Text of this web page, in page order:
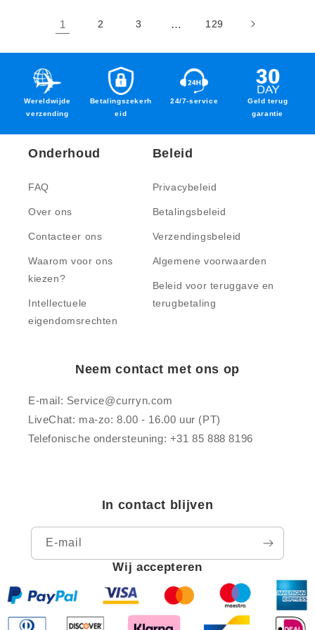
1 2 3 … 129
Wereldwijde
verzending
Betalingszekerh
eid
24/7-service
Geld terug
garantie
Onderhoud
FAQ
Over ons
Contacteer ons
Waarom voor ons
kiezen?
Intellectuele
eigendomsrechten
Beleid
Privacybeleid
Betalingsbeleid
Verzendingsbeleid
Algemene voorwaarden
Beleid voor teruggave en
terugbetaling
Neem contact met ons op
E-mail: Service@curryn.com
LiveChat: ma-zo: 8.00 - 16.00 uur (PT)
Telefonische ondersteuning: +31 85 888 8196
In contact blijven
E‑mail
Wij accepteren